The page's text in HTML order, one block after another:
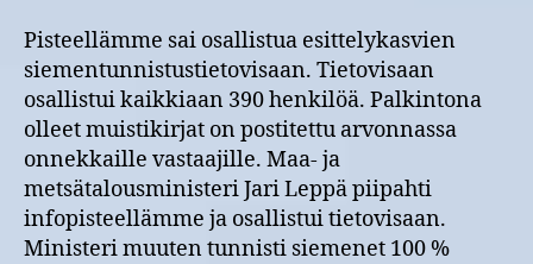
Pisteellämme sai osallistua esittelykasvien
siementunnistustietovisaan. Tietovisaan
osallistui kaikkiaan 390 henkilöä. Palkintona
olleet muistikirjat on postitettu arvonnassa
onnekkaille vastaajille. Maa- ja
metsätalousministeri Jari Leppä piipahti
infopisteellämme ja osallistui tietovisaan.
Ministeri muuten tunnisti siemenet 100 %